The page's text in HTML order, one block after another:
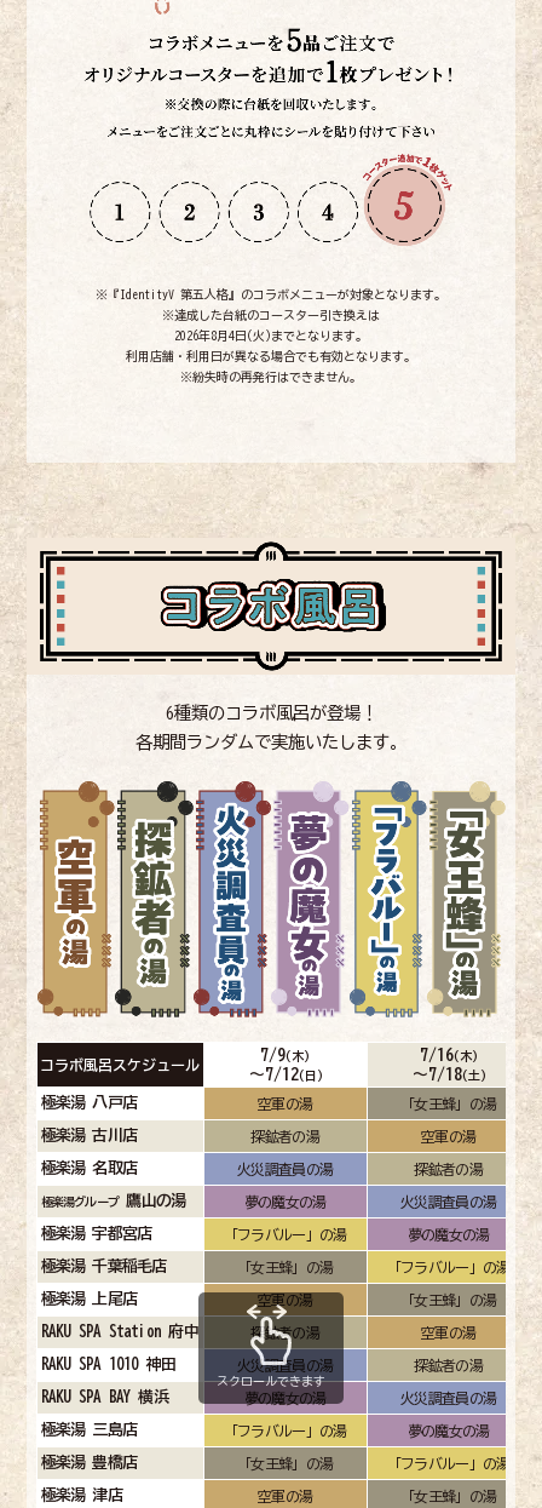
※『IdentityV 第五人格』のコラボメニューが対象となります。
※達成した台紙のコースター引き換えは
2026年8月4日(火)までとなります。
利用店舗・利用日が異なる場合でも有効となります。
※紛失時の再発行はできません。
6種類のコラボ風呂が登場！
各期間ランダムで実施いたします。
コラボ風呂スケジュール
7/9(木)
～7/12(日)
7/16(木)
～7/18(土)
極楽湯 八戸店 空軍の湯 「女王蜂」の湯
極楽湯 古川店 探鉱者の湯 空軍の湯
極楽湯 名取店 火災調査員の湯 探鉱者の湯
極楽湯グループ鷹山の湯 夢の魔女の湯 火災調査員の湯
極楽湯 宇都宮店 「フラバルー」の湯 夢の魔女の湯
極楽湯 千葉稲毛店 「女王蜂」の湯 「フラバルー」の湯
極楽湯 上尾店 空軍の湯 「女王蜂」の湯
RAKU SPA Station 府中 探鉱者の湯 空軍の湯
RAKU SPA 1010 神田 火災調査員の湯 探鉱者の湯
RAKU SPA BAY 横浜 夢の魔女の湯 火災調査員の湯
極楽湯 三島店 「フラバルー」の湯 夢の魔女の湯
極楽湯 豊橋店 「女王蜂」の湯 「フラバルー」の湯
極楽湯 津店 空軍の湯 「女王蜂」の湯
スクロールできます